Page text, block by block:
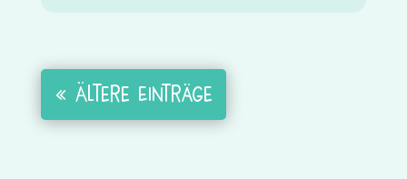
« Ältere Einträge